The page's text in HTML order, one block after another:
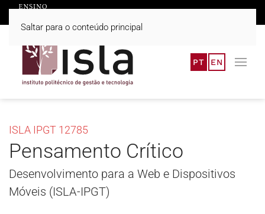
Saltar para o conteúdo principal
PT EN
ISLA IPGT 12785
Pensamento Crítico
Desenvolvimento para a Web e Dispositivos
Móveis (ISLA-IPGT)